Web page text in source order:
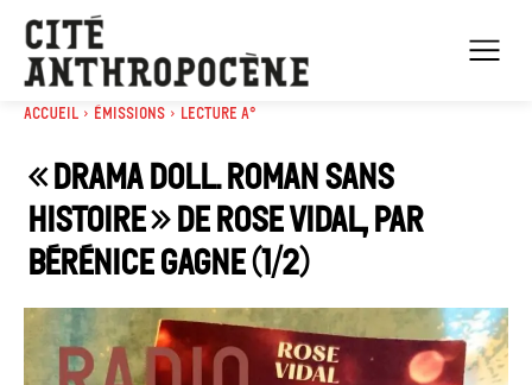
Accueil Émissions Lecture A°
« Drama doll. Roman sans
histoire » de Rose Vidal, par
Bérénice Gagne (1/2)